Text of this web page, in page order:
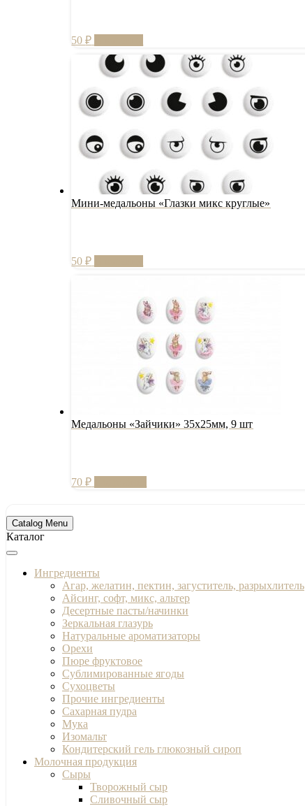
50₽
Мини-медальоны «Глазки микс круглые»
50₽
Медальоны «Зайчики» 35х25мм, 9 шт
70₽
Catalog Menu
Каталог
Ингредиенты
Агар, желатин, пектин, загуститель, разрыхлитель
Айсинг, софт, микс, альтер
Десертные пасты/начинки
Зеркальная глазурь
Натуральные ароматизаторы
Орехи
Пюре фруктовое
Сублимированные ягоды
Сухоцветы
Прочие ингредиенты
Сахарная пудра
Мука
Изомальт
Кондитерский гель глюкозный сироп
Молочная продукция
Сыры
Творожный сыр
Сливочный сыр